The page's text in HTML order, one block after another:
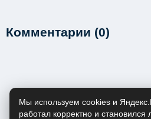
Комментарии (0)
Мы используем cookies и
работал корректно и